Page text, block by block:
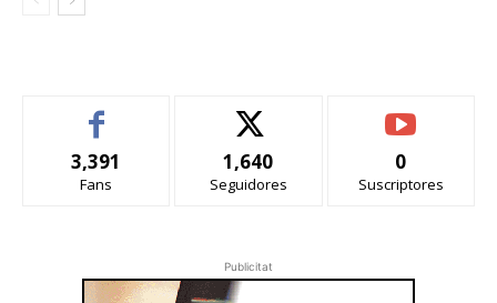
3,391
Fans
1,640
Seguidores
0
Suscriptores
Publicitat